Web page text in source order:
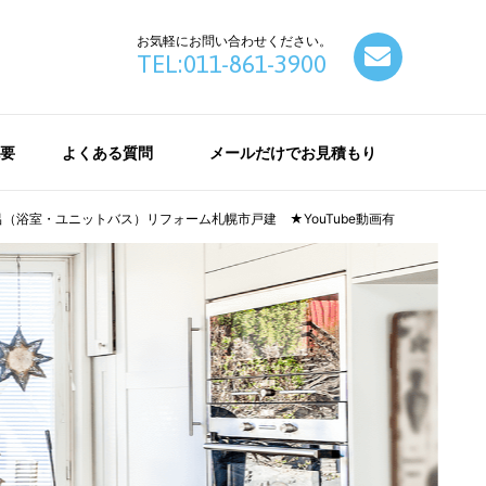
お気軽にお問い合わせください。
TEL:011-861-3900
よくある質問 メールだけでお見積もり
（浴室・ユニットバス）リフォーム札幌市戸建 ★YouTube動画有